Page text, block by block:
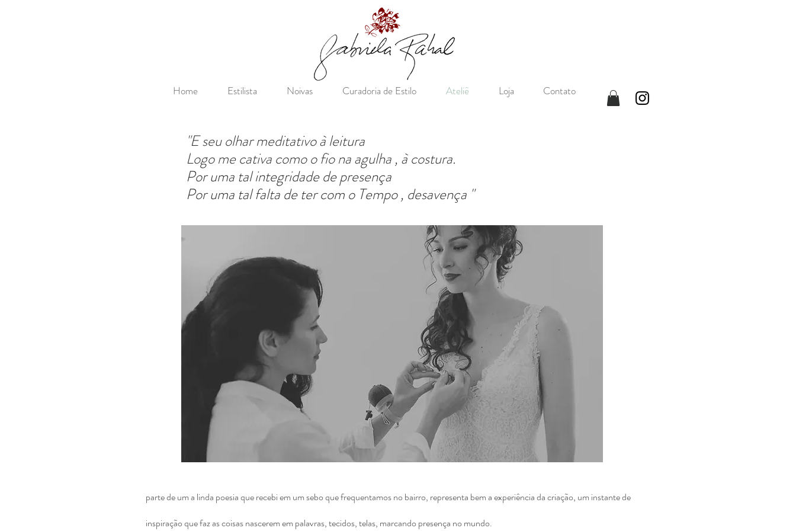
Home Estilista Noivas Curadoria de Estilo Ateliê Loja Contato
"E seu olhar meditativo à leitura
Logo me cativa como o fio na agulha , à costura.
Por uma tal integridade de presença
Por uma tal falta de ter com o Tempo , desavença "
parte de um a linda poesia que recebi em um sebo que frequentamos no bairro, representa bem a experiência dacriação, um instante de
inspiração que faz as coisas nascerem em palavras, tecidos, telas, marcando presença no mundo.